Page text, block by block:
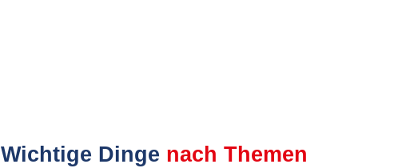
Wichtige Dinge nach Themen